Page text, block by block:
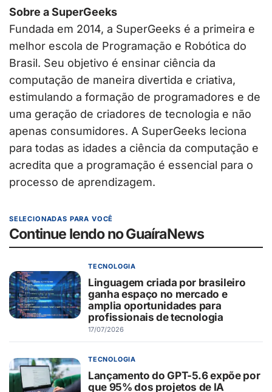
Sobre a SuperGeeks
Fundada em 2014, a SuperGeeks é a primeira e
melhor escola de Programação e Robótica do
Brasil. Seu objetivo é ensinar ciência da
computação de maneira divertida e criativa,
estimulando a formação de programadores e de
uma geração de criadores de tecnologia e não
apenas consumidores. A SuperGeeks leciona
para todas as idades a ciência da computação e
acredita que a programação é essencial para o
processo de aprendizagem.
SELECIONADAS PARA VOCÊ
Continue lendo no GuaíraNews
TECNOLOGIA
Linguagem criada por brasileiro
ganha espaço no mercado e
amplia oportunidades para
profissionais de tecnologia
17/07/2026
TECNOLOGIA
Lançamento do GPT-5.6 expõe por
que 95% dos projetos de IA